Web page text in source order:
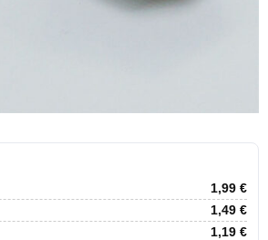
1,99€
1,49€
1,19€